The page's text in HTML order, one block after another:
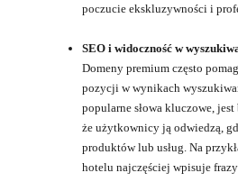
poczucie ekskluzywności i
SEO i widoczność w
Domeny premium często
pozycji w wynikach
popularne słowa kluczowe,
że użytkownicy ją odwiedzą,
produktów lub usług. Na
hotelu najczęściej wpisuje